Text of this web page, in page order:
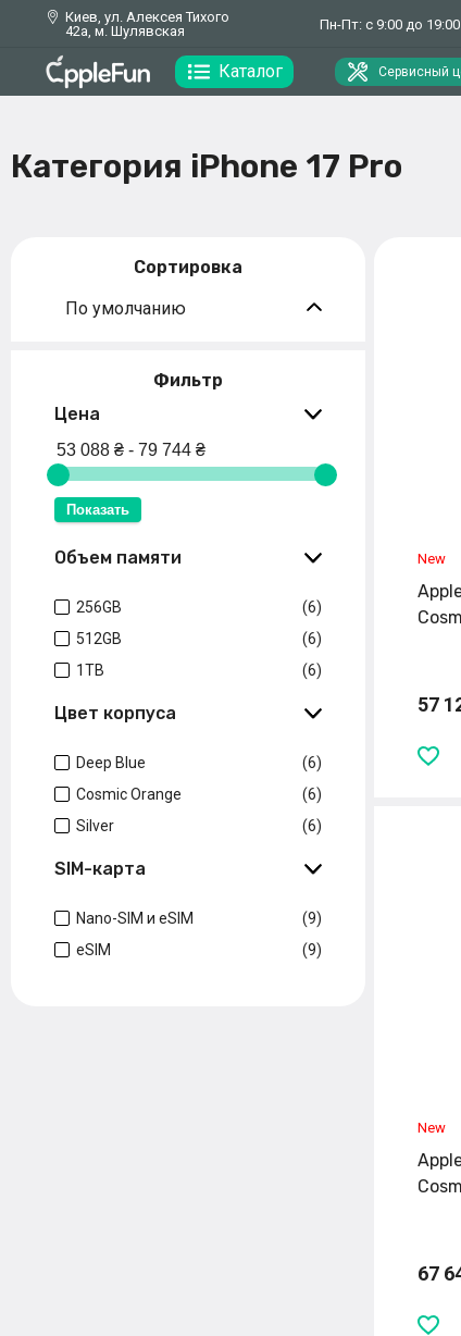
Киев, ул. Алексея Тихого
42а, м. Шулявская
Пн-Пт: с 9:00 до 19:00
Каталог Сервисный
Категория iPhone 17 Pro
Сортировка
По умолчанию
Фильтр
Цена
Показать
Объем памяти
256GB
(6)
512GB
(6)
1TB
(6)
Цвет корпуса
Deep Blue
(6)
Cosmic Orange
(6)
Silver
(6)
SIM-карта
Nano-SIM и eSIM
(9)
eSIM
(9)
57
67